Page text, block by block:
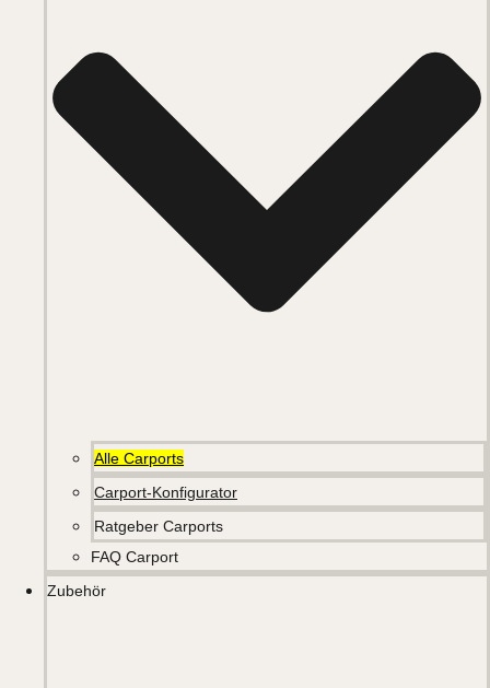
Alle Carports
Carport-Konfigurator
Ratgeber Carports
FAQ Carport
Zubehör